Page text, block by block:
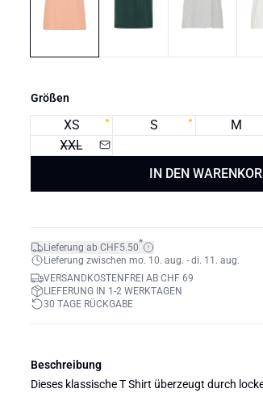
Größen
XS S M
XXL
IN DEN
Lieferung ab CHF5.50*
Lieferung zwischen mo. 10. aug. - di. 11. aug.
VERSANDKOSTENFREI AB CHF 69
LIEFERUNG IN 1-2 WERKTAGEN
30 TAGE RÜCKGABE
Beschreibung
Dieses klassische T Shirt überzeugt durch